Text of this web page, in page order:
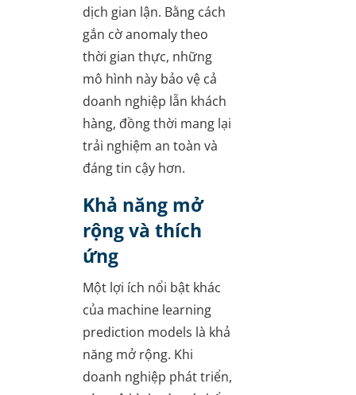
dịch gian lận. Bằng cách
gắn cờ anomaly theo
thời gian thực, những
mô hình này bảo vệ cả
doanh nghiệp lẫn khách
hàng, đồng thời mang lại
trải nghiệm an toàn và
đáng tin cậy hơn.
Khả năng mở
rộng và thích
ứng
Một lợi ích nổi bật khác
của machine learning
prediction models là khả
năng mở rộng. Khi
doanh nghiệp phát triển,